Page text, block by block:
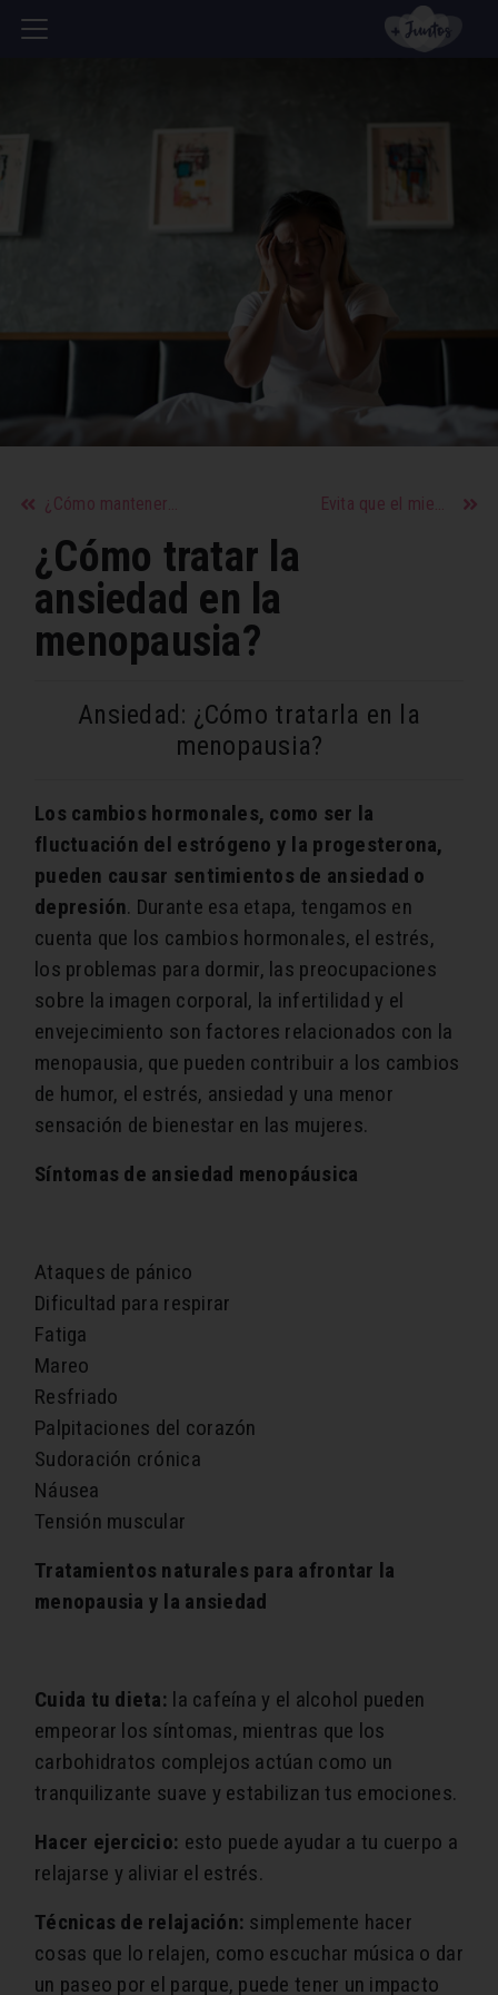
¿Cómo mantener la vagina saludable? Evita que el miedo te paralice
¿Cómo tratar la
ansiedad en la
menopausia?
Ansiedad: ¿Cómo tratarla en la
menopausia?
Los cambios hormonales, como ser la
fluctuación del estrógeno y la progesterona,
pueden causar sentimientos de ansiedad o
depresión. Durante esa etapa, tengamos en
cuenta que los cambios hormonales, el estrés,
los problemas para dormir, las preocupaciones
sobre la imagen corporal, la infertilidad y el
envejecimiento son factores relacionados con la
menopausia, que pueden contribuir a los cambios
de humor, el estrés, ansiedad y una menor
sensación de bienestar en las mujeres.
Síntomas de ansiedad menopáusica
Ataques de pánico
Dificultad para respirar
Fatiga
Mareo
Resfriado
Palpitaciones del corazón
Sudoración crónica
Náusea
Tensión muscular
Tratamientos naturales para afrontar la
menopausia y la ansiedad
Cuida tu dieta: la cafeína y el alcohol pueden
empeorar los síntomas, mientras que los
carbohidratos complejos actúan como un
tranquilizante suave y estabilizan tus emociones.
Hacer ejercicio: esto puede ayudar a tu cuerpo a
relajarse y aliviar el estrés.
Técnicas de relajación: simplemente hacer
cosas que lo relajen, como escuchar música o dar
un paseo por el parque, puede tener un impacto